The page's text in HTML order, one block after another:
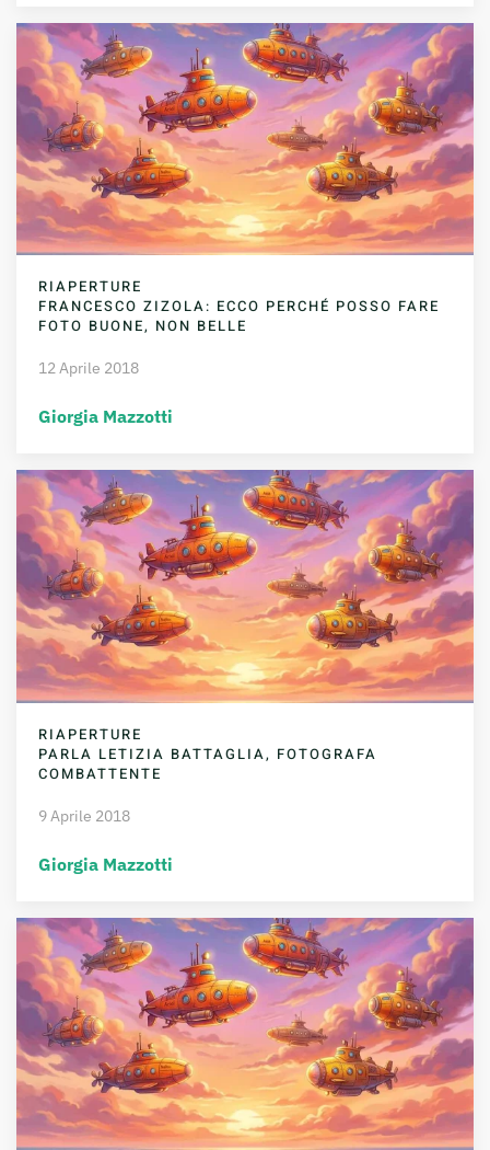
RIAPERTURE
FRANCESCO ZIZOLA: ECCO PERCHÉ POSSO FARE
FOTO BUONE, NON BELLE
12 Aprile 2018
Giorgia Mazzotti
RIAPERTURE
PARLA LETIZIA BATTAGLIA, FOTOGRAFA
COMBATTENTE
9 Aprile 2018
Giorgia Mazzotti